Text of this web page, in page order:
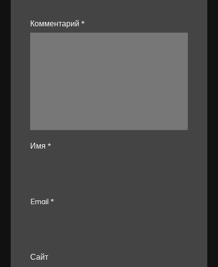
Комментарий*
Имя*
Email*
Сайт